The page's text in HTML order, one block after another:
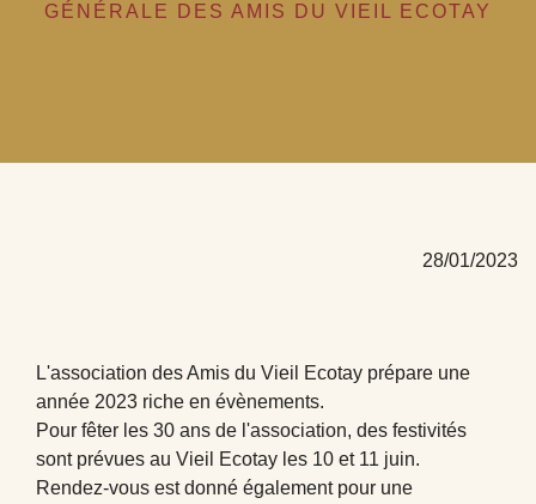
GÉNÉRALE DES AMIS DU VIEIL ECOTAY
28/01/2023
L'association des Amis du Vieil Ecotay prépare une
année 2023 riche en évènements.
Pour fêter les 30 ans de l'association, des festivités
sont prévues au Vieil Ecotay les 10 et 11 juin.
Rendez-vous est donné également pour une